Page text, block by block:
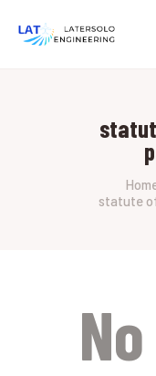
statute
HOME
SOBRE A